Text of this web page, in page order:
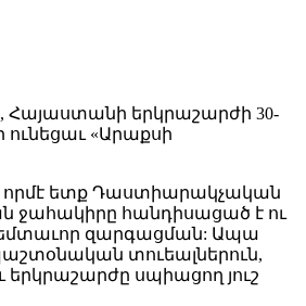
Հայաստանի երկրաշարժի 30-
«Արաքսի
որմէ ետք Դաստիարակչական
ջահակիրը հանդիսացած է ու
զարգացման: Ապա
տուեալներուն,
երկրաշարժը սպիացող յուշ